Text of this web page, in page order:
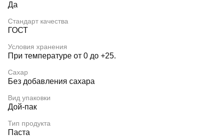
Да
Стандарт качества
ГОСТ
Условия хранения
При температуре от 0 до +25.
Сахар
Без добавления сахара
Вид упаковки
Дой-пак
Тип продукта
Паста